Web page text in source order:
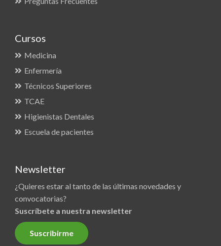
Cursos
Medicina
Enfermería
Técnicos Superiores
TCAE
Higienistas Dentales
Escuela de pacientes
Newsletter
¿Quieres estar al tanto de las últimas novedades y
convocatorias?
Suscríbete a nuestra newsletter
Suscribirme